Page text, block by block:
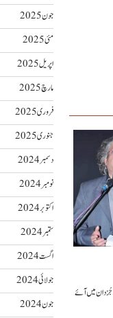
میں آئے
جون 2025
مئی 2025
اپریل 2025
مارچ 2025
فروری 2025
جنوری 2025
دسمبر 2024
نومبر 2024
اکتوبر 2024
ستمبر 2024
اگست 2024
جولائی 2024
جون 2024